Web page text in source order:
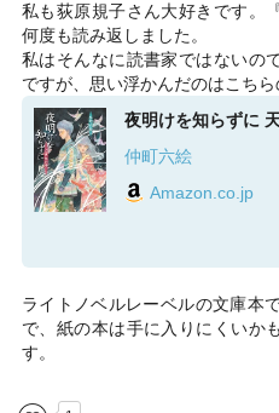
私も荻原規子さん大好きです。
何度も読み返しました。
私はそんなに読書家ではないの
ですが、思い浮かんだのはこちら
夜明けを知らずに
仲町六絵
Amazon.co.jp
ライトノベルレーベルの文庫本
で、紙の本は手に入りにくいか
す。